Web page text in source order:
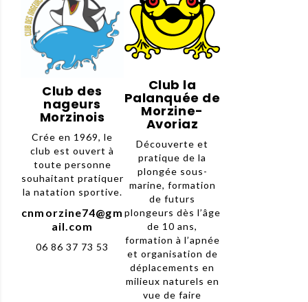
Club des
nageurs
Morzinois
Crée en 1969, le
club est ouvert à
toute personne
souhaitant pratiquer
la natation sportive.
cnmorzine74@gm
ail.com
06 86 37 73 53
Club la
Palanquée de
Morzine-
Avoriaz
Découverte et
pratique de la
plongée sous-
marine, formation
de futurs
plongeurs dès l’âge
de 10 ans,
formation à l’apnée
et organisation de
déplacements en
milieux naturels en
vue de faire